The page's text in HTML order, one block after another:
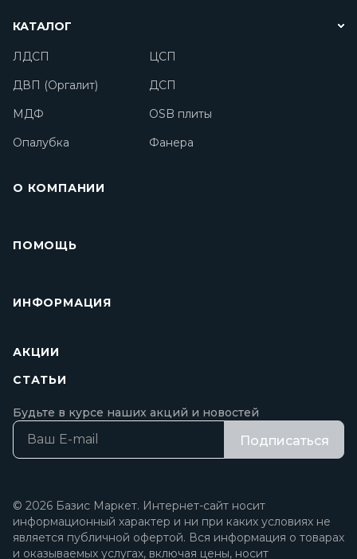
КАТАЛОГ
ЛДСП
ЦСП
ДВП (Оргалит)
ДСП
МДФ
OSB плиты
Опалубка
Фанера
О КОМПАНИИ
ПОМОЩЬ
ИНФОРМАЦИЯ
АКЦИИ
СТАТЬИ
Будьте в курсе наших акций и новостей
Подписаться
© 2026 Базис Маркет. Интернет-сайт носит
информационный характер и ни при каких условиях не
является публичной офертой. Вся информация о товарах
и оказываемых услугах, включая цены, носит